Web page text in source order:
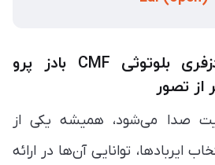
نقد و بررسی هندزفری بلوتوثی CMF بادز پرو
از تصور
صدا می‌شود، همیشه یکی از
ایربادها، توانایی آن‌ها در ارائه